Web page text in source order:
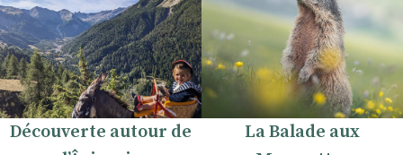
Découverte autour de
La Balade aux